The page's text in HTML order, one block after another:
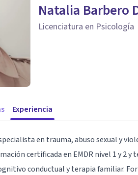
Natalia Barbero
Licenciatura en Psicología
Experiencia
en trauma, abuso sexual y
certificada en EMDR nivel 1 y 2
conductual y terapia familiar.